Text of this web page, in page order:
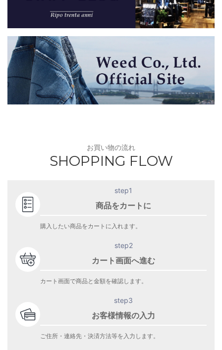
お買い物の流れ
SHOPPING FLOW
step1
商品をカートに
購入したい商品をカートに入れます。
step2
カート画面へ進む
カート画面で商品と金額を確認します。
step3
お客様情報の入力
ご住所・連絡先・決済方法等を入力します。